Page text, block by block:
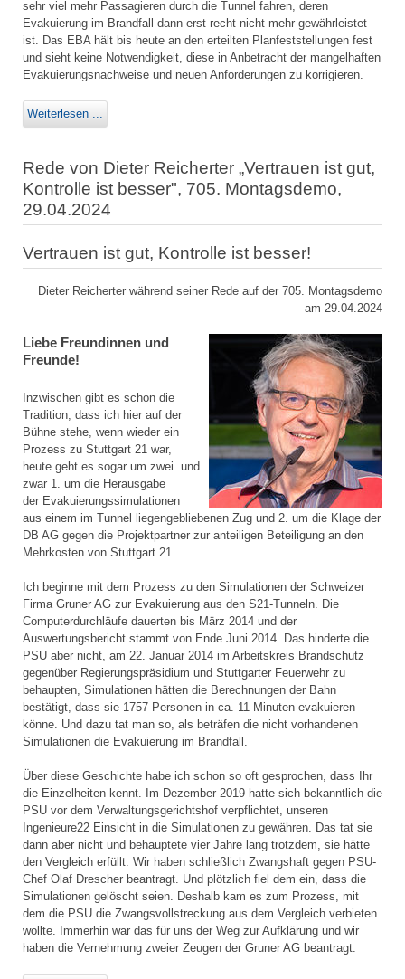
sehr viel mehr Passagieren durch die Tunnel fahren, deren
Evakuierung im Brandfall dann erst recht nicht mehr gewährleistet
ist. Das EBA hält bis heute an den erteilten Planfeststellungen fest
und sieht keine Notwendigkeit, diese in Anbetracht der mangelhaften
Evakuierungsnachweise und neuen Anforderungen zu korrigieren.
Weiterlesen ...
Rede von Dieter Reicherter „Vertrauen ist gut,
Kontrolle ist besser", 705. Montagsdemo,
29.04.2024
Vertrauen ist gut, Kontrolle ist besser!
Dieter Reicherter während seiner Rede auf der 705. Montagsdemo
am 29.04.2024
Liebe Freundinnen und
Freunde!
Inzwischen gibt es schon die
Tradition, dass ich hier auf der
Bühne stehe, wenn wieder ein
Prozess zu Stuttgart 21 war,
heute geht es sogar um zwei. und
zwar 1. um die Herausgabe
der Evakuierungssimulationen
aus einem im Tunnel liegengebliebenen Zug und 2. um die Klage der
DB AG gegen die Projektpartner zur anteiligen Beteiligung an den
Mehrkosten von Stuttgart 21.
Ich beginne mit dem Prozess zu den Simulationen der Schweizer
Firma Gruner AG zur Evakuierung aus den S21-Tunneln. Die
Computerdurchläufe dauerten bis März 2014 und der
Auswertungsbericht stammt von Ende Juni 2014. Das hinderte die
PSU aber nicht, am 22. Januar 2014 im Arbeitskreis Brandschutz
gegenüber Regierungspräsidium und Stuttgarter Feuerwehr zu
behaupten, Simulationen hätten die Berechnungen der Bahn
bestätigt, dass sie 1757 Personen in ca. 11 Minuten evakuieren
könne. Und dazu tat man so, als beträfen die nicht vorhandenen
Simulationen die Evakuierung im Brandfall.
Über diese Geschichte habe ich schon so oft gesprochen, dass Ihr
die Einzelheiten kennt. Im Dezember 2019 hatte sich bekanntlich die
PSU vor dem Verwaltungsgerichtshof verpflichtet, unseren
Ingenieure22 Einsicht in die Simulationen zu gewähren. Das tat sie
dann aber nicht und behauptete vier Jahre lang trotzdem, sie hätte
den Vergleich erfüllt. Wir haben schließlich Zwangshaft gegen PSU-
Chef Olaf Drescher beantragt. Und plötzlich fiel dem ein, dass die
Simulationen gelöscht seien. Deshalb kam es zum Prozess, mit
dem die PSU die Zwangsvollstreckung aus dem Vergleich verbieten
wollte. Immerhin war das für uns der Weg zur Aufklärung und wir
haben die Vernehmung zweier Zeugen der Gruner AG beantragt.